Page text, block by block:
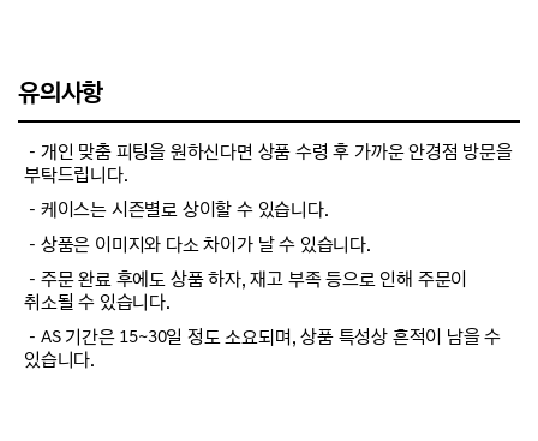
유의사항
－개인 맞춤 피팅을 원하신다면 상품 수령 후 가까운 안경점 방문을
부탁드립니다.
－케이스는 시즌별로 상이할 수 있습니다.
－상품은 이미지와 다소 차이가 날 수 있습니다.
－주문 완료 후에도 상품 하자, 재고 부족 등으로 인해 주문이
취소될 수 있습니다.
－AS 기간은 15~30일 정도 소요되며, 상품 특성상 흔적이 남을 수
있습니다.